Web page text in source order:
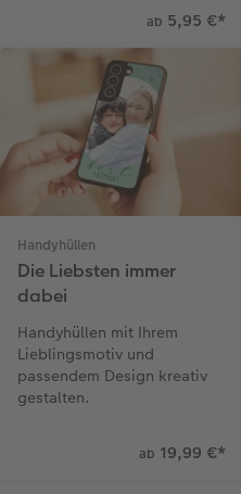
ab 5,95 €*
Handyhüllen
Die Liebsten immer
dabei
Handyhüllen mit Ihrem
Lieblingsmotiv und
passendem Design kreativ
gestalten.
ab 19,99 €*